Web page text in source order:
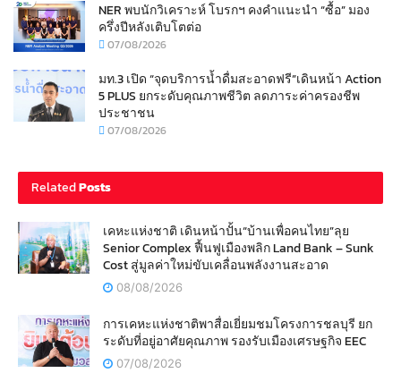
NER พบนักวิเคราะห์ โบรกฯ คงคำแนะนำ “ซื้อ” มอง
ครึ่งปีหลังเติบโตต่อ
07/08/2026
มท.3 เปิด “จุดบริการน้ำดื่มสะอาดฟรี”เดินหน้า Action
5 PLUS ยกระดับคุณภาพชีวิต ลดภาระค่าครองชีพ
ประชาชน
07/08/2026
RelatedPosts
เคหะแห่งชาติ เดินหน้าปั้น“บ้านเพื่อคนไทย”ลุย
Senior Complex ฟื้นฟูเมืองพลิก Land Bank – Sunk
Cost สู่มูลค่าใหม่ขับเคลื่อนพลังงานสะอาด
08/08/2026
การเคหะแห่งชาติพาสื่อเยี่ยมชมโครงการชลบุรี ยก
ระดับที่อยู่อาศัยคุณภาพ รองรับเมืองเศรษฐกิจ EEC
07/08/2026